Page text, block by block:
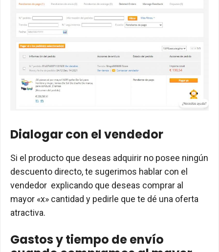
Dialogar con el vendedor
Si el producto que deseas adquirir no posee ningún
descuento directo, te sugerimos hablar con el
vendedor explicando que deseas comprar al
mayor «x» cantidad y pedirle que te dé una oferta
atractiva.
Gastos y tiempo de envío